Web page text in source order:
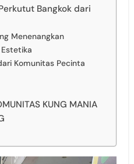
Bangkok dari
Menenangkan
Komunitas Pecinta
KUNG MANIA